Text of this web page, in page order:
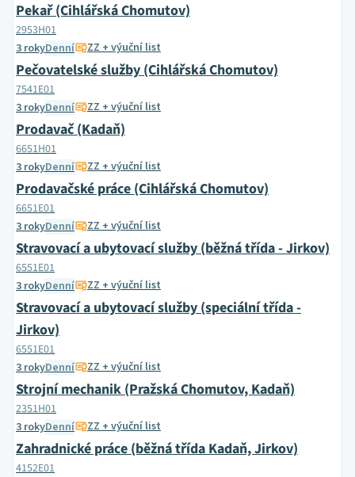
Pekař (Cihlářská Chomutov)
2953H01
3 rokyDenní ZZ + výuční list
Pečovatelské služby (Cihlářská Chomutov)
7541E01
3 rokyDenní ZZ + výuční list
Prodavač (Kadaň)
6651H01
3 rokyDenní ZZ + výuční list
Prodavačské práce (Cihlářská Chomutov)
6651E01
3 rokyDenní ZZ + výuční list
Stravovací a ubytovací služby (běžná třída - Jirkov)
6551E01
3 rokyDenní ZZ + výuční list
Stravovací a ubytovací služby (speciální třída -
Jirkov)
6551E01
3 rokyDenní ZZ + výuční list
Strojní mechanik (Pražská Chomutov, Kadaň)
2351H01
3 rokyDenní ZZ + výuční list
Zahradnické práce (běžná třída Kadaň, Jirkov)
4152E01